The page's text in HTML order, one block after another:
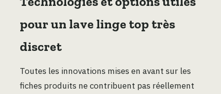
pour un lave linge top très
discret
Toutes les innovations mises en avant sur les
fiches produits ne contribuent pas réellement